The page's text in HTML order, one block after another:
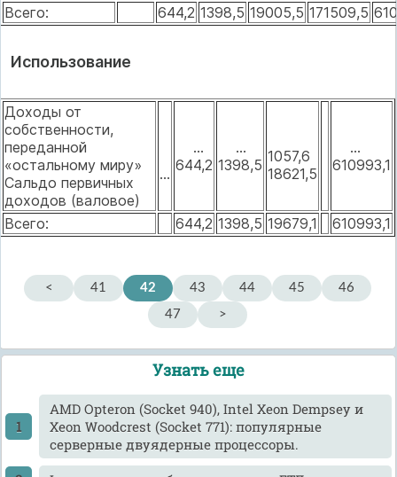
Всего: 644,2 1398,5 19005,5 171509,5
Использование
Доходы от
собственности,
переданной
«остальному миру»
Сальдо первичных
доходов (валовое)
...
...
644,2
...
1398,5 1057,6
18621,5
...
610993,1
Всего: 644,2 1398,5 19679,1 610993,1
< 41 42 43 44 45
46
47
>
Узнать еще
AMD Opteron (Socket 940), Intel Xeon Dempsey и
Xeon Woodcrest (Socket 771): популярные
серверные двуядерные процессоры.